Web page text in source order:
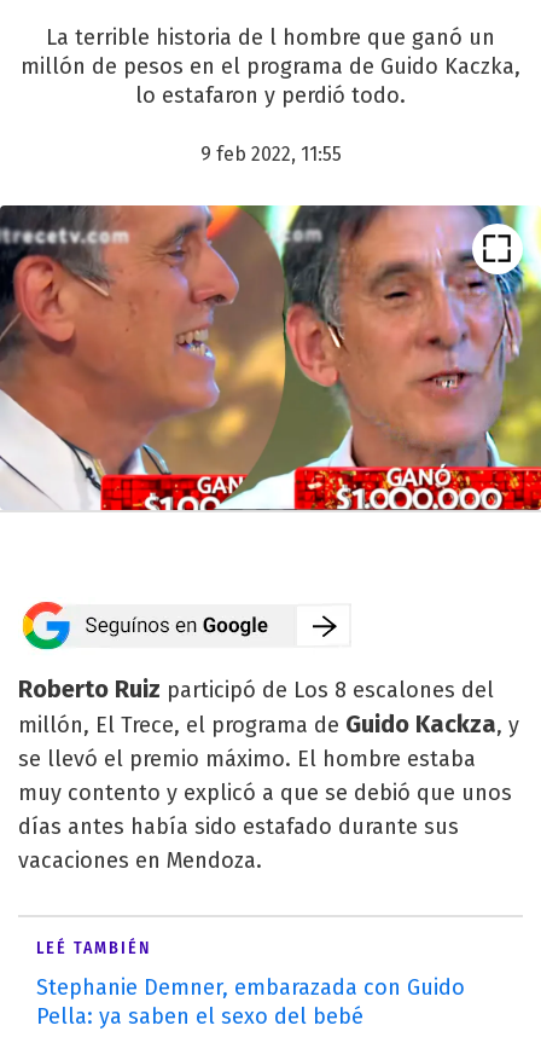
La terrible historia de l hombre que ganó un
millón de pesos en el programa de Guido Kaczka,
lo estafaron y perdió todo.
9 feb 2022, 11:55
Roberto Ruiz participó de Los 8 escalones del
millón, El Trece, el programa de Guido Kackza, y
se llevó el premio máximo. El hombre estaba
muy contento y explicó a que se debió que unos
días antes había sido estafado durante sus
vacaciones en Mendoza.
LEÉ TAMBIÉN
Stephanie Demner, embarazada con Guido
Pella: ya saben el sexo del bebé